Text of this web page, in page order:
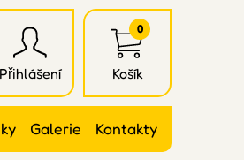
Přihlášení
0
Košík
Galerie Kontakty